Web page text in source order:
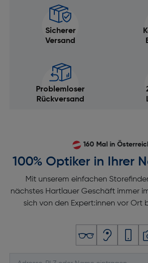
Sicherer
Versand
Problemloser
Rückversand
160 Mal in
100% Optiker in Ihrer
Mit unserem einfachen
nächstes Hartlauer Geschäft immer
sich von den Expert:innen vor Ort